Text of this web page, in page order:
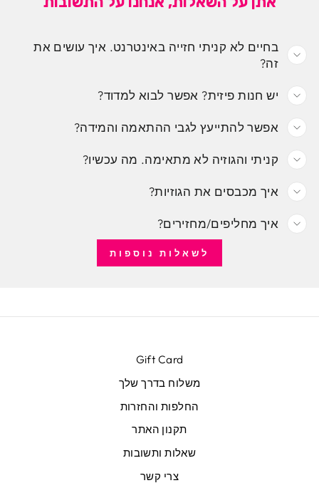
בחיים לא קניתי חזייה באינטרנט. איך עושים את
זה?
יש חנות פיזית? אפשר לבוא למדוד?
אפשר להתייעץ לגבי ההתאמה והמידה?
קניתי והגוזיה לא מתאימה. מה עכשיו?
איך מכבסים את הגוזיות?
איך מחליפים/מחזירים?
לשאלות נוספות
Gift Card
משלוח בדרך שלך
החלפות והחזרות
תקנון האתר
שאלות ותשובות
צרי קשר